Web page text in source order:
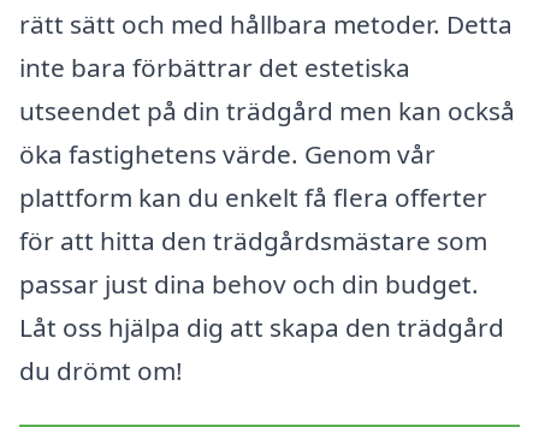
rätt sätt och med hållbara metoder. Detta
inte bara förbättrar det estetiska
utseendet på din trädgård men kan också
öka fastighetens värde. Genom vår
plattform kan du enkelt få flera offerter
för att hitta den trädgårdsmästare som
passar just dina behov och din budget.
Låt oss hjälpa dig att skapa den trädgård
du drömt om!